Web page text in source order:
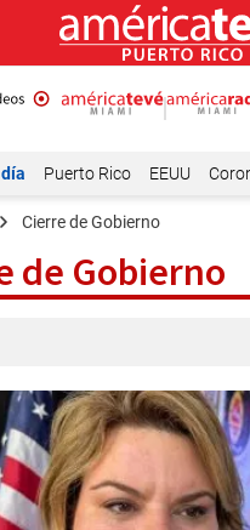
Puerto Rico EEUU
Cierre de Gobierno
de Gobierno